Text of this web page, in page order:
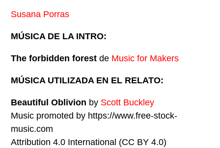
Susana Porras
MÚSICA DE LA INTRO:
The forbidden forest de Music for Makers
MÚSICA UTILIZADA EN EL RELATO:
Beautiful Oblivion by Scott Buckley
Music promoted by https://www.free-stock-
music.com
Attribution 4.0 International (CC BY 4.0)